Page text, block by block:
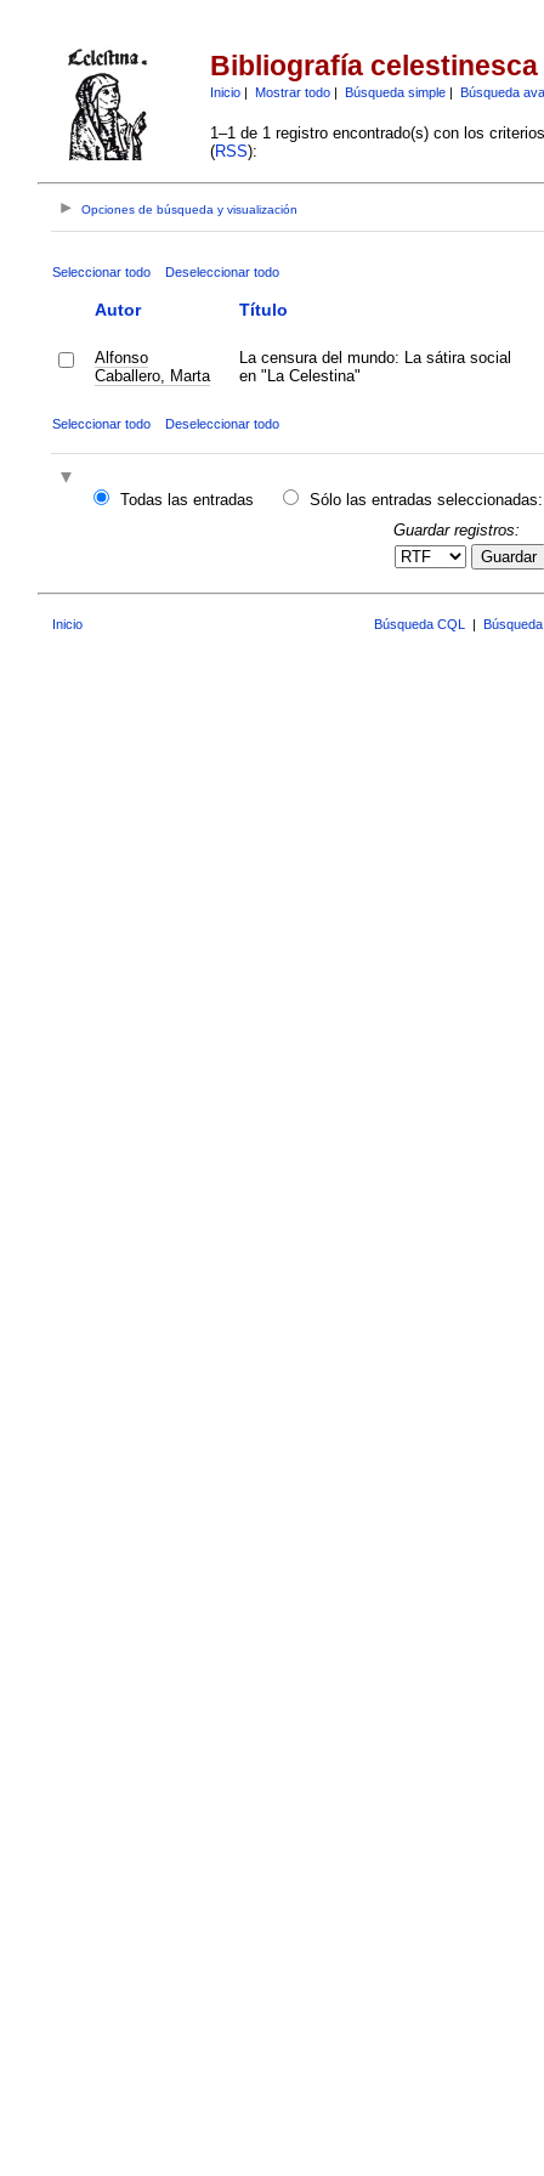
Bibliografía celestinesca
Inicio| Mostrar todo| Búsqueda simple| Búsqueda
1–1 de 1 registro encontrado(s) con los
(RSS):
Opciones de búsqueda y visualización
Seleccionar todo Deseleccionar todo
Autor Título
Alfonso
Caballero, Marta
La censura del mundo: La sátira social
en "La Celestina"
Seleccionar todo Deseleccionar todo
Todas las entradas
Sólo las entradas seleccionadas:
Guardar registros:
Guardar
Inicio Búsqueda CQL